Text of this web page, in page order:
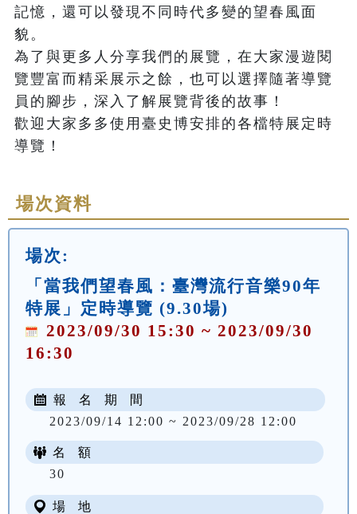
記憶，還可以發現不同時代多變的望春風面
貌。
為了與更多人分享我們的展覽，在大家漫遊閱
覽豐富而精采展示之餘，也可以選擇隨著導覽
員的腳步，深入了解展覽背後的故事！
歡迎大家多多使用臺史博安排的各檔特展定時
導覽！
場次資料
場次:
「當我們望春風：臺灣流行音樂90年
特展」定時導覽 (9.30場)
2023/09/30 15:30 ~ 2023/09/30
16:30
報 名 期 間
2023/09/14 12:00 ~ 2023/09/28 12:00
名 額
30
場 地